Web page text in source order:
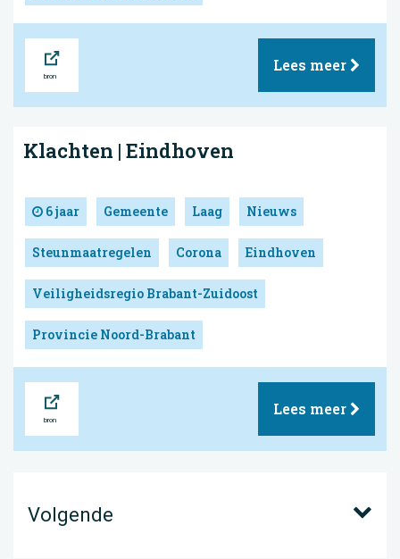
Lees meer
Klachten | Eindhoven
6 jaar Gemeente Laag Nieuws
Steunmaatregelen Corona Eindhoven
Veiligheidsregio Brabant-Zuidoost
Provincie Noord-Brabant
Lees meer
Volgende